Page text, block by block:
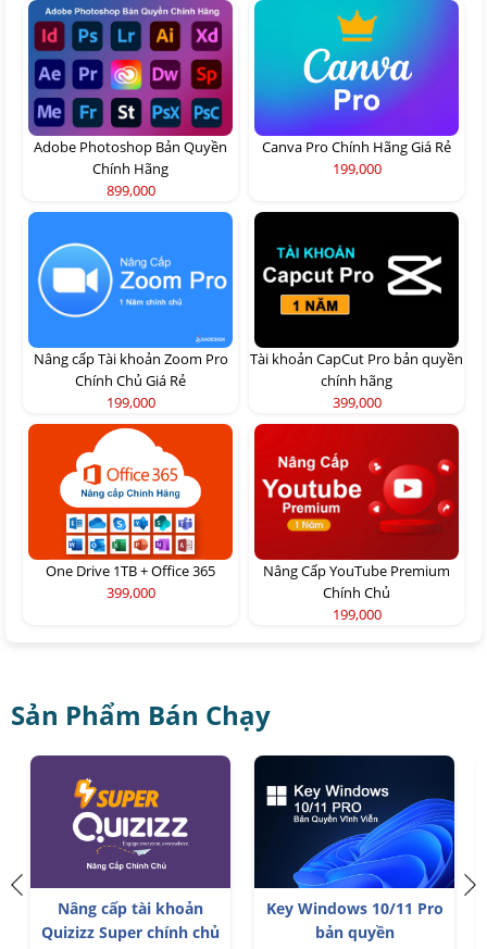
Adobe Photoshop Bản Quyền
Chính Hãng
899,000
Canva Pro Chính Hãng Giá Rẻ
199,000
Nâng cấp Tài khoản Zoom Pro
Chính Chủ Giá Rẻ
199,000
Tài khoản CapCut Pro bản quyền
chính hãng
399,000
One Drive 1TB + Office 365
399,000
Nâng Cấp YouTube Premium
Chính Chủ
199,000
Sản Phẩm Bán Chạy
Nâng cấp tài khoản
Capture One chính hãng
Tài khoản Zoom Pro Chính
Chủ Giá Rẻ